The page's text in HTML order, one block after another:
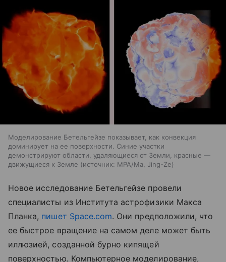
Моделирование Бетельгейзе показывает, как конвекция
доминирует на ее поверхности. Синие участки
демонстрируют области, удаляющиеся от Земли, красные —
движущиеся к Земле
источник: MPA/Ma, Jing-Ze
Новое исследование Бетельгейзе провели
специалисты из Института астрофизики Макса
Планка, пишет Space.com. Они предположили, что
ее быстрое вращение на самом деле может быть
иллюзией, созданной бурно кипящей
поверхностью. Компьютерное моделирование,